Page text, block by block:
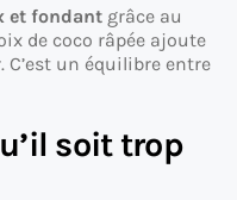
et fondant grâce au
de coco râpée ajoute
un équilibre entre
soit trop